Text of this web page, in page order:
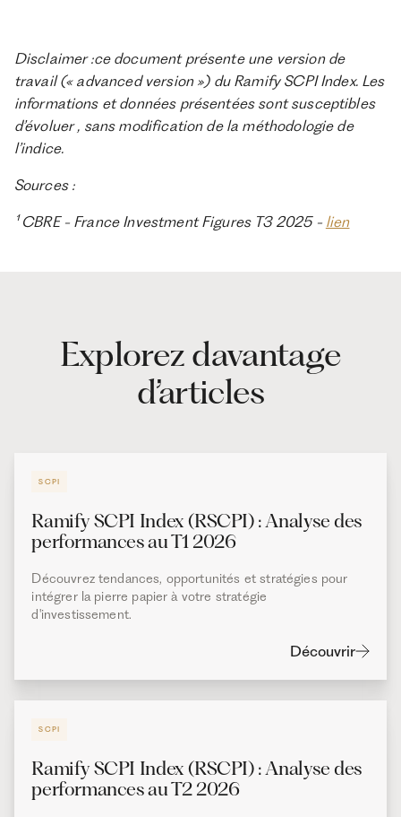
Disclaimer :ce document présente une version de
travail (« advanced version ») du Ramify SCPI Index. Les
informations et données présentées sont susceptibles
d’évoluer , sans modification de la méthodologie de
l’indice.
Sources :
¹ CBRE - France Investment Figures T3 2025 - lien
Explorez davantage
d’articles
SCPI
Ramify SCPI Index (RSCPI) : Analyse des
performances au T1 2026
Découvrez tendances, opportunités et stratégies pour
intégrer la pierre papier à votre stratégie
d'investissement.
Découvrir
SCPI
Ramify SCPI Index (RSCPI) : Analyse des
performances au T2 2026